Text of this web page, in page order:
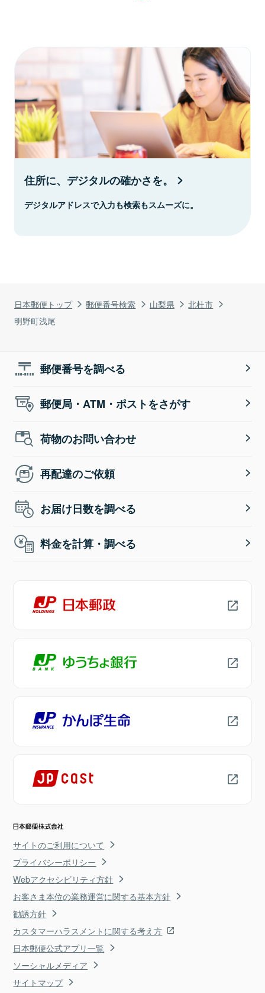
日本郵便トップ 郵便番号検索 山梨県
北杜市
明野町浅尾
住所に、デジタルの確かさを。
デジタルアドレスで入力も検索もスムーズに。
郵便番号を調べる
郵便局・ATM・ポストをさがす
荷物のお問い合わせ
再配達のご依頼
お届け日数を調べる
料金を計算・調べる
サイトのご利用について
プライバシーポリシー
Webアクセシビリティ方針
お客さま本位の業務運営に関する基本方針
勧誘方針
カスタマーハラスメントに関する考え方
日本郵便公式アプリ一覧
ソーシャルメディア
サイトマップ